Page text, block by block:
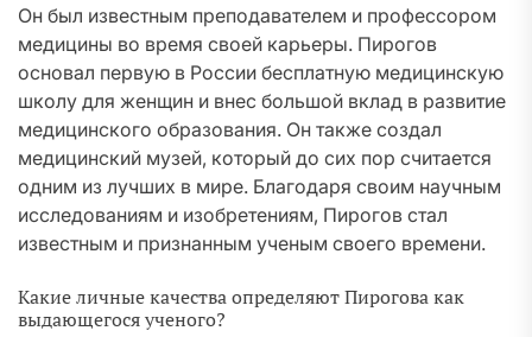
Он был известным преподавателем и профессором
медицины во время своей карьеры. Пирогов
основал первую в России бесплатную медицинскую
школу для женщин и внес большой вклад в развитие
медицинского образования. Он также создал
медицинский музей, который до сих пор считается
одним из лучших в мире. Благодаря своим научным
исследованиям и изобретениям, Пирогов стал
известным и признанным ученым своего времени.
Какие личные качества определяют Пирогова как
выдающегося ученого?